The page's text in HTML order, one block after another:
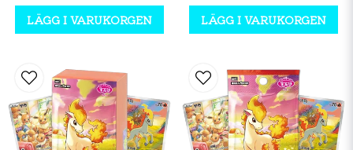
LÄGG I VARUKORGEN LÄGG I VARUKORGEN